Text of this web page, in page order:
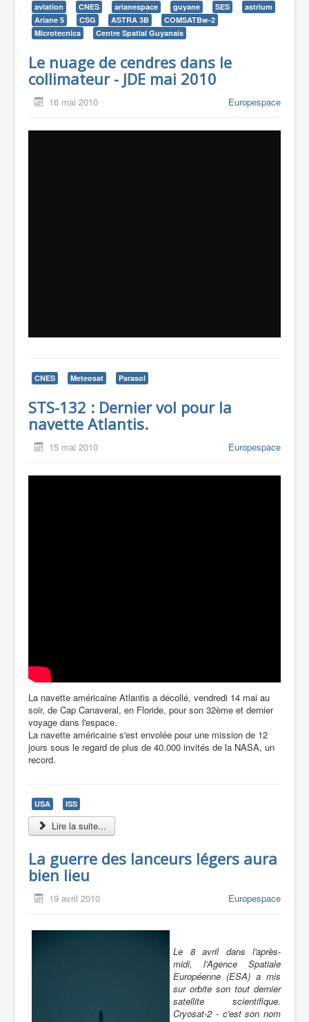
aviation CNES arianespace guyane SES
astrium
Ariane 5
CSG ASTRA 3B
COMSATBw-2
Microtecnica
Centre Spatial Guyanais
Le nuage de cendres dans le
collimateur - JDE mai 2010
16 mai 2010 Europespace
CNES Meteosat Parasol
STS-132 : Dernier vol pour la
navette Atlantis.
15 mai 2010 Europespace
La navette américaine Atlantis a décollé, vendredi 14 mai au
soir, de Cap Canaveral, en Floride, pour son 32ème et dernier
voyage dans l'espace.
La navette américaine s'est envolée pour une mission de 12
jours sous le regard de plus de 40.000 invités de la NASA, un
record.
USA ISS
Lire la suite...
La guerre des lanceurs légers aura
bien lieu
19 avril 2010 Europespace
Le 8 avril dans l'après-
midi, l'Agence Spatiale
Européenne (ESA) a mis
sur orbite son tout dernier
satellite scientifique.
Cryosat-2 - c'est son nom